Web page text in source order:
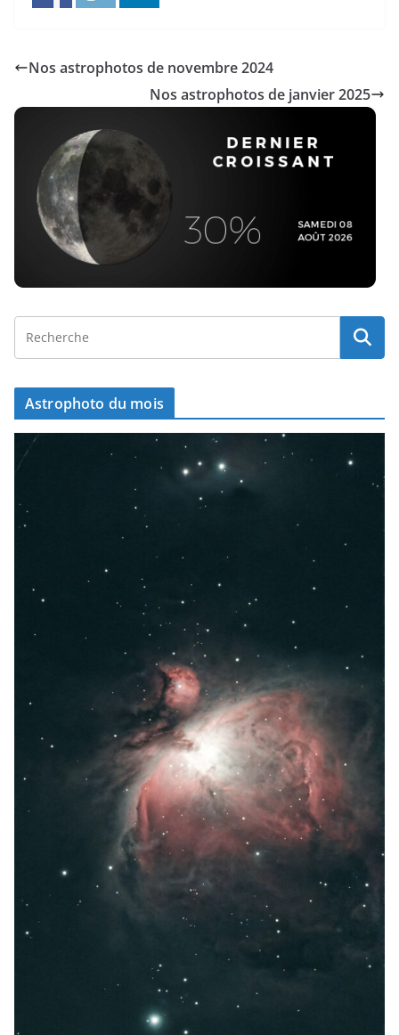
Nos astrophotos de novembre 2024
Nos astrophotos de janvier 2025
Astrophoto du mois